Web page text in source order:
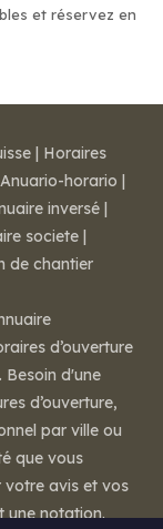
et réservez en
| Horaires
Anuario-horario |
inversé |
societe |
de chantier
d’ouverture
Besoin d'une
d’ouverture,
par ville ou
que vous
votre avis et vos
une notation.